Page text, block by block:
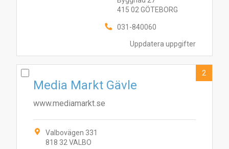
Uppdatera uppgifter
415 02 GÖTEBORG
031-840060
Media Markt Gävle
www.mediamarkt.se
Valbovägen 331
818 32 VALBO
2